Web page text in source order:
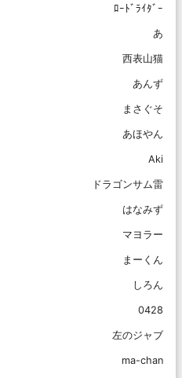
ﾛｰﾄﾞﾗｲﾀﾞｰ
あ
西表山猫
あんず
まさぐそ
あほやん
Aki
ドラゴンサム雷
はなみず
マヨラー
まーくん
しろん
0428
左のジャブ
ma-chan